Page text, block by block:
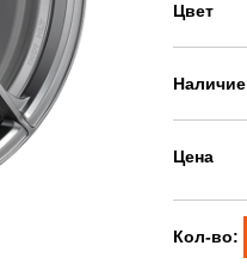
Цвет
Наличие
Цена
Кол-во: